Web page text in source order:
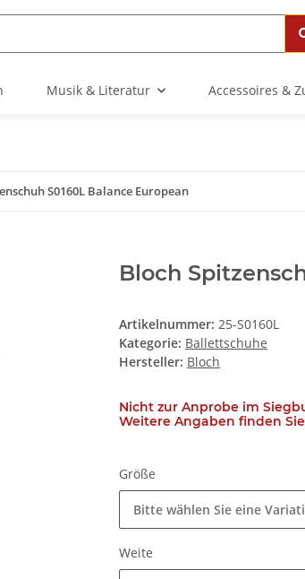
Musik & Literatur Accessoires &
S0160L Balance European
Bloch
Artikelnummer: 25-S0160L
Kategorie: Ballettschuhe
Hersteller: Bloch
Nicht zur Anprobe im
Weitere Angaben finden
Größe
Bitte wählen Sie eine
Weite